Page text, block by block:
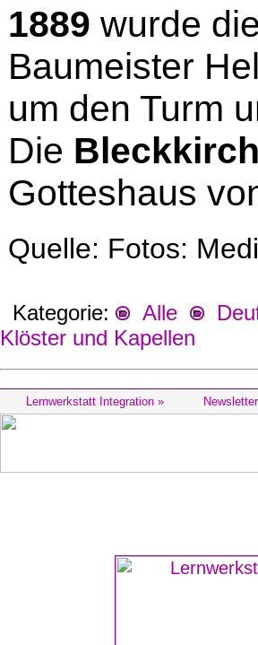
1889 wurde
Baumeister
um den Turm
Die
Gotteshaus
Quelle: Fotos:
Kategorie: Alle
Klöster und Kapellen
Lernwerkstatt Integration »